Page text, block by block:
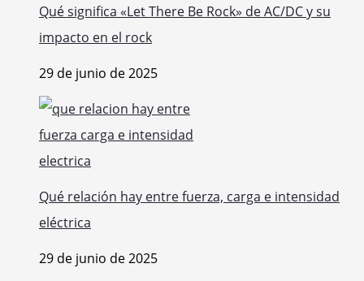
Qué significa «Let There Be Rock» de AC/DC y su
impacto en el rock
29 de junio de 2025
Qué relación hay entre fuerza, carga e intensidad
eléctrica
29 de junio de 2025